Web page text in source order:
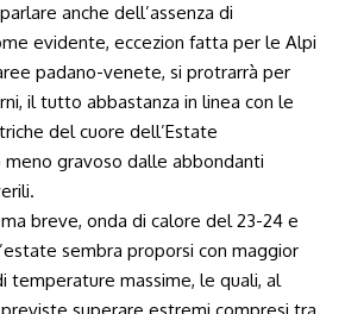
anche dell’assenza di
evidente, eccezion fatta per le Alpi
padano-venete, si protrarrà per
il tutto abbastanza in linea con le
del cuore dell’Estate
gravoso dalle abbondanti
breve, onda di calore del 23-24 e
sembra proporsi con maggior
temperature massime, le quali, al